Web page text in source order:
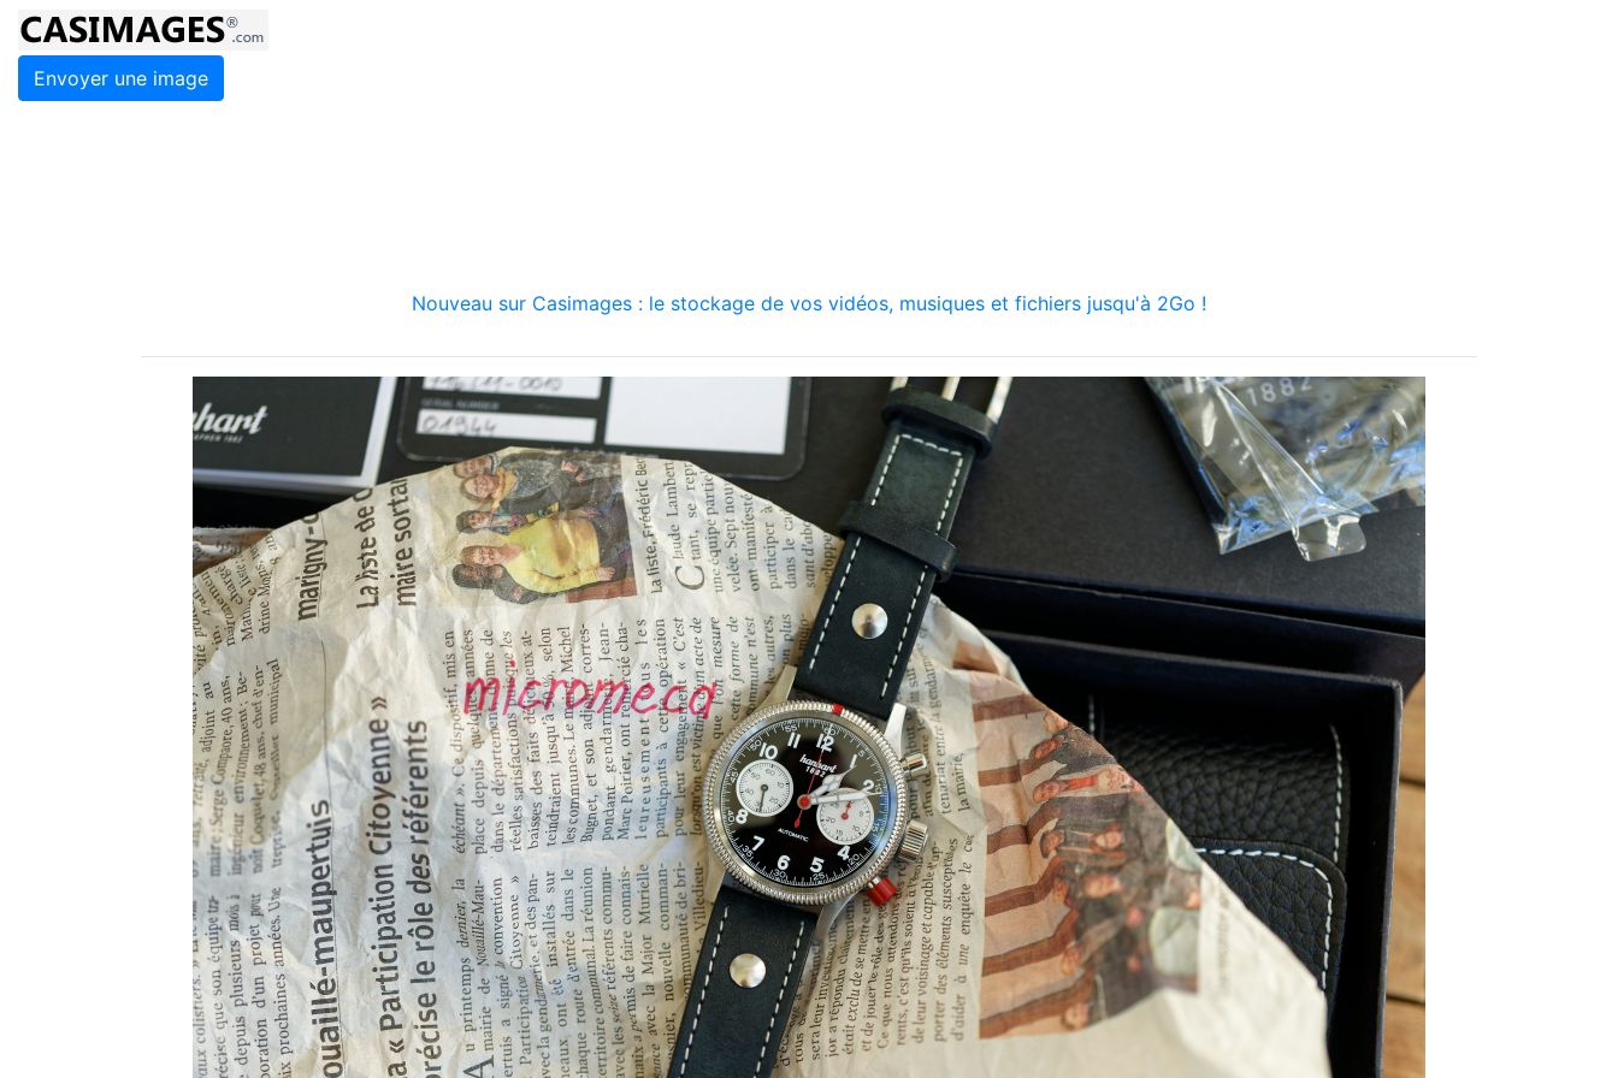
Envoyer une image
Nouveau sur Casimages : le stockage de vos vidéos, musiques et fichiers jusqu'à 2Go !